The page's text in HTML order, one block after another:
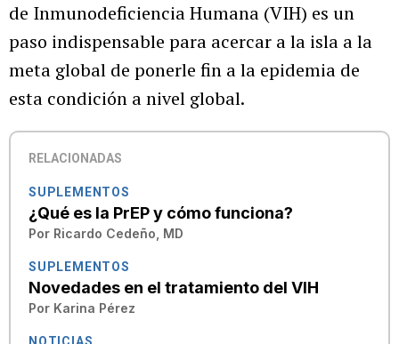
de Inmunodeficiencia Humana (VIH) es un
paso indispensable para acercar a la isla a la
meta global de ponerle fin a la epidemia de
esta condición a nivel global.
RELACIONADAS
SUPLEMENTOS
¿Qué es la PrEP y cómo funciona?
Por Ricardo Cedeño, MD
SUPLEMENTOS
Novedades en el tratamiento del VIH
Por Karina Pérez